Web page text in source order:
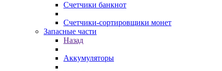
Счетчики банкнот
Счетчики-сортировщики монет
Запасные части
Назад
Аккумуляторы